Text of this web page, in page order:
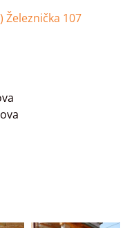
Železnička 107